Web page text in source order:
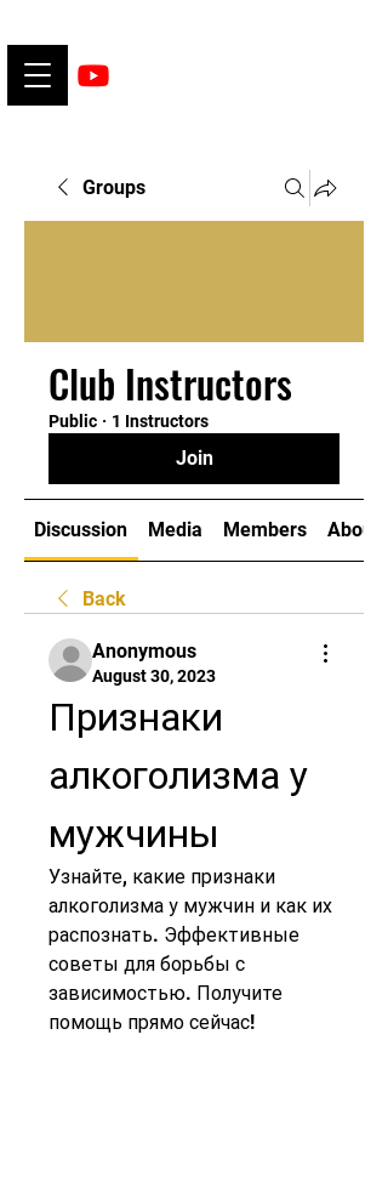
Groups
Club Instructors
Public · 1 Instructors
Join
Discussion Media Members About
Back
Anonymous
August 30, 2023
Признаки
алкоголизма у
мужчины
Узнайте, какие признаки
алкоголизма у мужчин и как их
распознать. Эффективные
советы для борьбы с
зависимостью. Получите
помощь прямо сейчас!